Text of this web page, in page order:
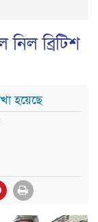
নিল ব্রিটিশ
হয়েছে